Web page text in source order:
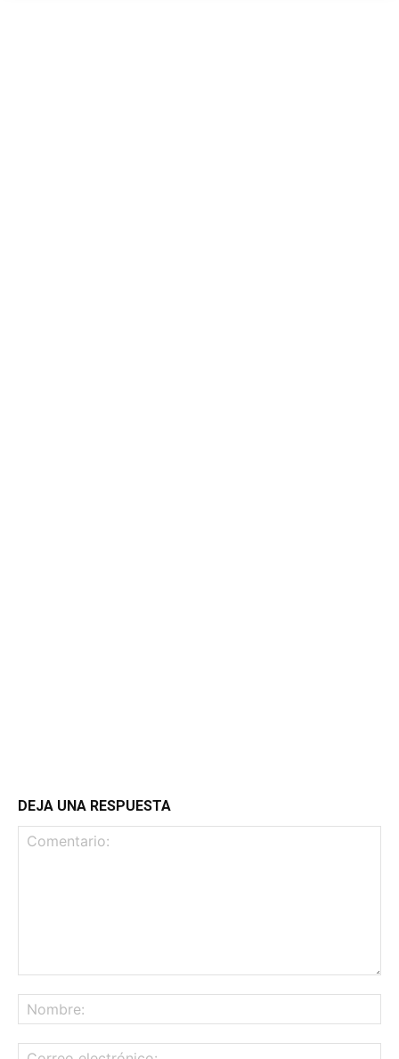
DEJA UNA RESPUESTA